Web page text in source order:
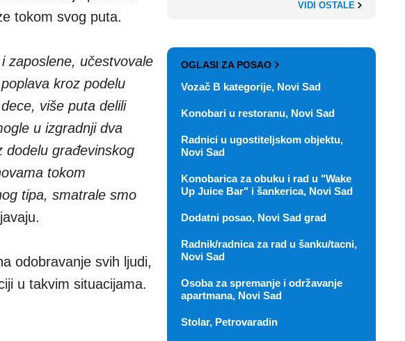
tokom svog puta.
zaposlene, učestvovale
kroz podelu
više puta delili
u izgradnji dva
dodelu građevinskog
tokom
tipa, smatrale smo
odobravanje svih ljudi,
u takvim situacijama.
VIDI OSTALE
OGLASI ZA POSAO
Vozač B kategorije, Novi Sad
Konobari u restoranu, Novi Sad
Radnici u ugostiteljskom objektu,
Novi Sad
Konobarica za obuku i rad u "Wake
Up Juice Bar" i šankerica, Novi Sad
Dodatni posao, Novi Sad grad
Radnik/radnica za rad u šanku/tacni,
Novi Sad
Osoba za spremanje i održavanje
apartmana, Novi Sad
Stolar, Petrovaradin